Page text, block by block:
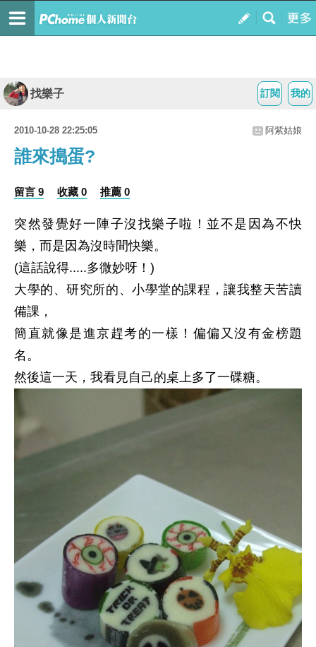
我的
訂閱
找樂子
2010-10-28 22:25:05 阿紫姑娘
誰來搗蛋?
留言 9 收藏 0 推薦 0
突然發覺好一陣子沒找樂子啦！並不是因為不快
樂，而是因為沒時間快樂。
(這話說得.....多微妙呀！)
大學的、研究所的、小學堂的課程，讓我整天苦讀
備課，
簡直就像是進京趕考的一樣！偏偏又沒有金榜題
名。
然後這一天，我看見自己的桌上多了一碟糖。